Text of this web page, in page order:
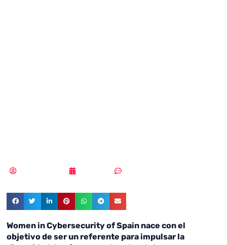
Women in Cybersecurity of Spain nace con el
objetivo de ser un referente para impulsar la